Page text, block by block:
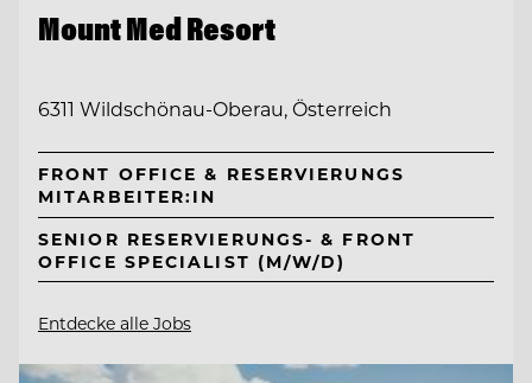
Mount Med Resort
6311 Wildschönau-Oberau, Österreich
FRONT OFFICE & RESERVIERUNGS
MITARBEITER:IN
SENIOR RESERVIERUNGS- & FRONT
OFFICE SPECIALIST (M/W/D)
Entdecke alle Jobs